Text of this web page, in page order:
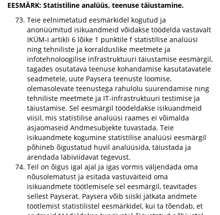
EESMÄRK: Statistiline analüüs, teenuse täiustamine.
Teie eelnimetatud eesmärkidel kogutud ja
anonüümitud isikuandmeid võidakse töödelda vastavalt
IKÜM-i artikli 6 lõike 1 punktile f statistilise analüüsi
ning tehniliste ja korralduslike meetmete ja
infotehnoloogilise infrastruktuuri täiustamise eesmärgil,
tagades osutatava teenuse kohandamise kasutatavatele
seadmetele, uute Paysera teenuste loomise,
olemasolevate teenustega rahulolu suurendamise ning
tehniliste meetmete ja IT-infrastruktuuri testimise ja
täiustamise. Sel eesmärgil töödeldakse isikuandmeid
viisil, mis statistilise analüüsi raames ei võimalda
asjaomaseid Andmesubjekte tuvastada. Teie
isikuandmete kogumine statistilise analüüsi eesmärgil
põhineb õigustatud huvil analüüsida, täiustada ja
arendada läbiviidavat tegevust.
Teil on õigus igal ajal ja igas vormis väljendada oma
nõusolematust ja esitada vastuväiteid oma
isikuandmete töötlemisele sel eesmärgil, teavitades
sellest Payserat. Paysera võib siiski jätkata andmete
töötlemist statistilistel eesmärkidel, kui ta tõendab, et